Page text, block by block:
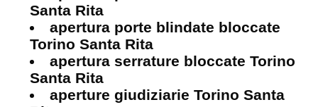
Santa Rita
apertura porte blindate bloccate
Torino Santa Rita
apertura serrature bloccate Torino
Santa Rita
aperture giudiziarie Torino Santa